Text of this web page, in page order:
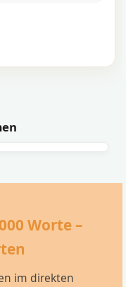
Worte –
im direkten